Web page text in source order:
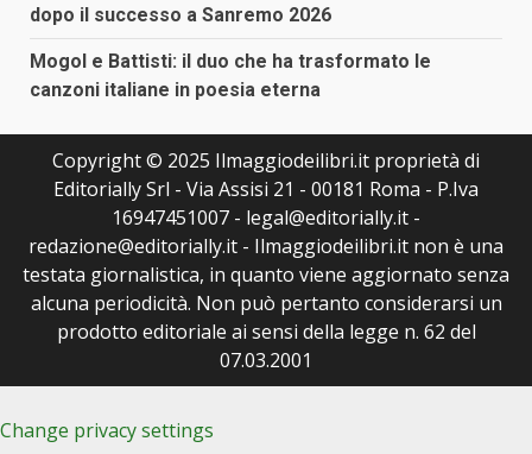
dopo il successo a Sanremo 2026
Mogol e Battisti: il duo che ha trasformato le
canzoni italiane in poesia eterna
Copyright © 2025 Ilmaggiodeilibri.it proprietà di
Editorially Srl - Via Assisi 21 - 00181 Roma - P.Iva
16947451007 - legal@editorially.it -
redazione@editorially.it - Ilmaggiodeilibri.it non è una
testata giornalistica, in quanto viene aggiornato senza
alcuna periodicità. Non può pertanto considerarsi un
prodotto editoriale ai sensi della legge n. 62 del
07.03.2001
Change privacy settings